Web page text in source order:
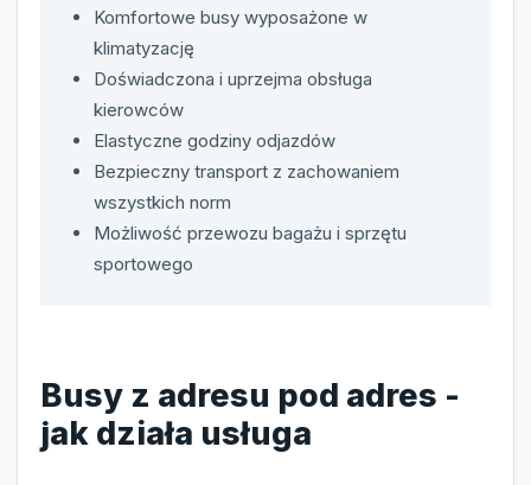
Komfortowe busy wyposażone w
klimatyzację
Doświadczona i uprzejma obsługa
kierowców
Elastyczne godziny odjazdów
Bezpieczny transport z zachowaniem
wszystkich norm
Możliwość przewozu bagażu i sprzętu
sportowego
Busy z adresu pod adres -
jak działa usługa